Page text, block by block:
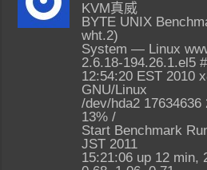
KVM真威
BYTE UNIX
wht.2)
System — Linux
2.6.18-194.26.1.el5
12:54:20 EST 2010
GNU/Linux
/dev/hda2 17634636
13% /
Start Benchmark
JST 2011
15:21:06 up 12 min,